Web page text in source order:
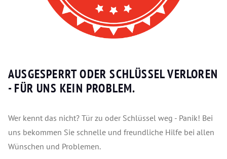
AUSGESPERRT ODER SCHLÜSSEL VERLOREN
- FÜR UNS KEIN PROBLEM.
Wer kennt das nicht? Tür zu oder Schlüssel weg - Panik! Bei
uns bekommen Sie schnelle und freundliche Hilfe bei allen
Wünschen und Problemen.